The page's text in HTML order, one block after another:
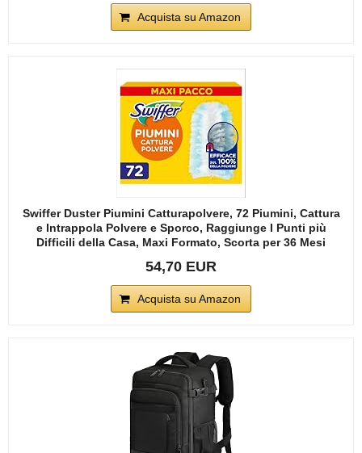
Acquista su Amazon
Swiffer Duster Piumini Catturapolvere, 72 Piumini, Cattura
e Intrappola Polvere e Sporco, Raggiunge I Punti più
Difficili della Casa, Maxi Formato, Scorta per 36 Mesi
54,70 EUR
Acquista su Amazon